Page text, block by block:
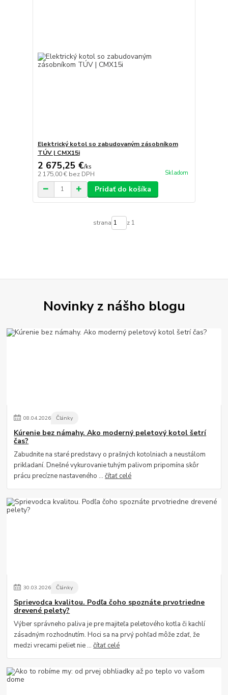
Elektrický kotol so zabudovaným zásobníkom
TÚV | CMX15i
2 675,25 €/ks
2 175,00 € bez DPH Skladom
Pridať do košíka
strana z 1
Novinky z nášho blogu
08.04.2026 Články
Kúrenie bez námahy. Ako moderný peletový kotol šetrí
čas?
Zabudnite na staré predstavy o prašných kotolniach a neustálom
prikladaní. Dnešné vykurovanie tuhým palivom pripomína skôr
prácu precízne nastaveného ...čítať celé
30.03.2026 Články
Sprievodca kvalitou. Podľa čoho spoznáte prvotriedne
drevené pelety?
Výber správneho paliva je pre majiteľa peletového kotla či kachlí
zásadným rozhodnutím. Hoci sa na prvý pohľad môže zdať, že
medzi vrecami peliet nie ...čítať celé